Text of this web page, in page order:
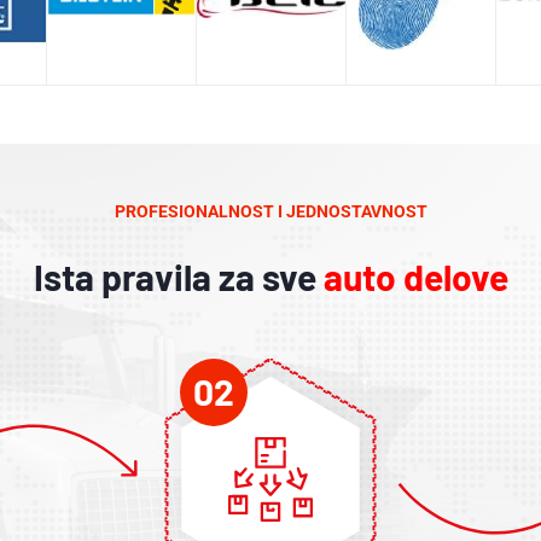
PROFESIONALNOST I JEDNOSTAVNOST
Ista pravila za sveauto delove
02